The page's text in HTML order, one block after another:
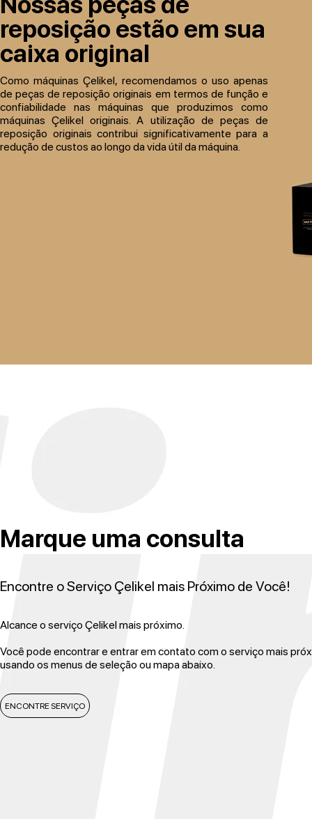
reposição estão em sua
caixa original
Como máquinas Çelikel, recomendamos o uso apenas
de peças de reposição originais em termos de função e
confiabilidade nas máquinas que produzimos como
máquinas Çelikel originais. A utilização de peças de
reposição originais contribui significativamente para a
redução de custos ao longo da vida útil da máquina.
Marque uma consulta
Encontre o Serviço Çelikel mais Próximo de Você!
Alcance o serviço Çelikel mais próximo.
Você pode encontrar e entrar em contato com o serviço mais
usando os menus de seleção ou mapa abaixo.
ENCONTRE SERVIÇO